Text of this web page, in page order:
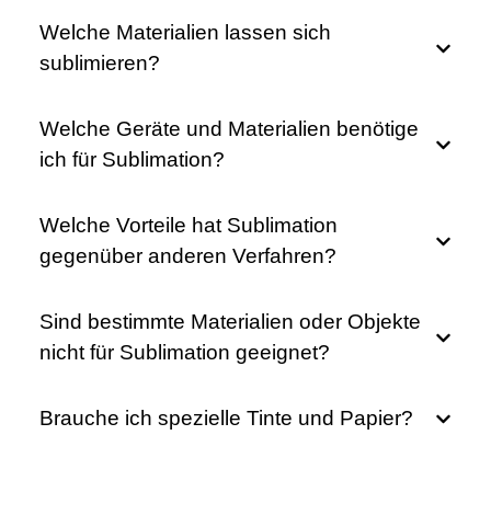
Welche Materialien lassen sich
sublimieren?
Welche Geräte und Materialien benötige
ich für Sublimation?
Welche Vorteile hat Sublimation
gegenüber anderen Verfahren?
Sind bestimmte Materialien oder Objekte
nicht für Sublimation geeignet?
Brauche ich spezielle Tinte und Papier?